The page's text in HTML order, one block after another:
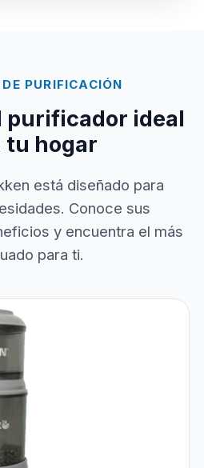
PURIFICACIÓN
purificador ideal
tu hogar
está diseñado para
Conoce sus
y encuentra el más
para ti.